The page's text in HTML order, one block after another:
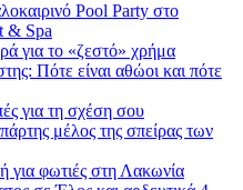
Pool Party στο
& Spa
για το «ζεστό» χρήμα
Πότε είναι αθώοι και πότε
για τη σχέση σου
μέλος της σπείρας των
για φωτιές στη Λακωνία